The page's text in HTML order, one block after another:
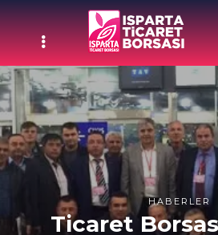
HABERLER
Ticaret